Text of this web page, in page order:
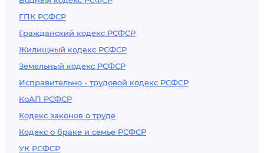
ГПК РСФСР
Гражданский кодекс РСФСР
Жилищный кодекс РСФСР
Земельный кодекс РСФСР
Исправительно - трудовой кодекс РСФСР
КоАП РСФСР
Кодекс законов о труде
Кодекс о браке и семье РСФСР
УК РСФСР